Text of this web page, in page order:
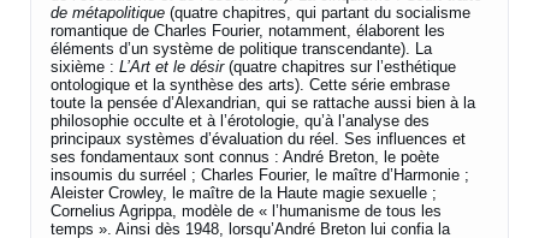
de métapolitique (quatre chapitres, qui partant du socialisme
romantique de Charles Fourier, notamment, élaborent les
éléments d’un système de politique transcendante). La
sixième :L’Art et le désir(quatre chapitres sur l’esthétique
ontologique et la synthèse des arts). Cette série embrase
toute la pensée d’Alexandrian, qui se rattache aussi bien à la
philosophie occulte et à l’érotologie, qu’à l’analyse des
principaux systèmes d’évaluation du réel. Ses influences et
ses fondamentaux sont connus : André Breton, le poète
insoumis du surréel ; Charles Fourier, le maître d’Harmonie ;
Aleister Crowley, le maître de la Haute magie sexuelle ;
Cornelius Agrippa, modèle de « l’humanisme de tous les
temps ». Ainsi dès 1948, lorsqu’André Breton lui confia la